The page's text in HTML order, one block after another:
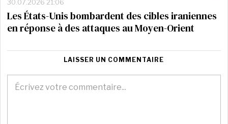
30.07.2026 21:06
Les États-Unis bombardent des cibles iraniennes
en réponse à des attaques au Moyen-Orient
LAISSER UN COMMENTAIRE